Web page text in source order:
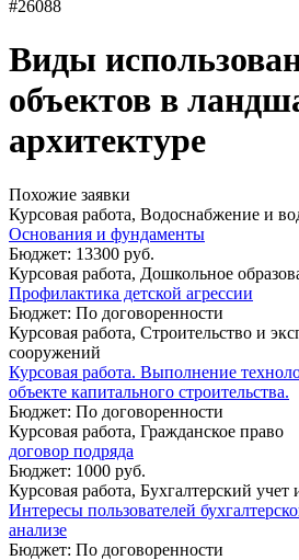
#26088
Виды
объектов в
архитектуре
Похожие заявки
Курсовая работа, Водоснабжение и
Основания и фундаменты
Бюджет: 13300 руб.
Курсовая работа, Дошкольное
Профилактика детской агрессии
Бюджет: По договоренности
Курсовая работа, Строительство и
сооружений
Курсовая работа. Выполнение
объекте капитального строительства.
Бюджет: По договоренности
Курсовая работа, Гражданское право
договор подряда
Бюджет: 1000 руб.
Курсовая работа, Бухгалтерский учет
Интересы пользователей
анализе
Бюджет: По договоренности